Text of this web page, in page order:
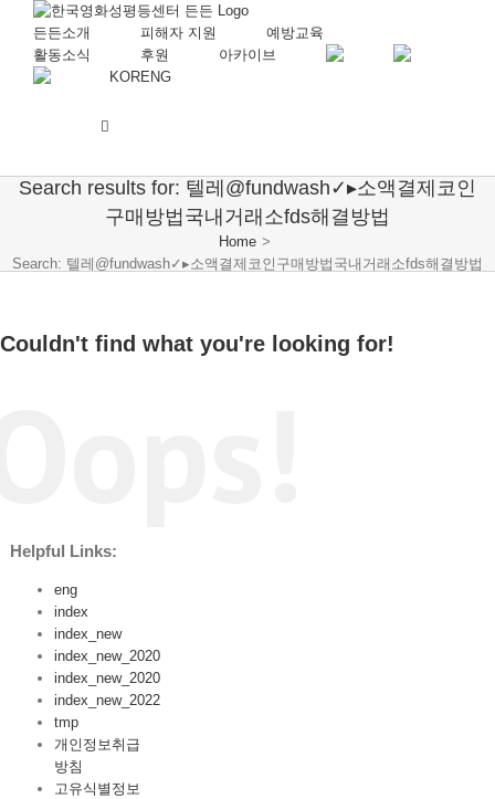
든든소개 피해자 지원
예방교육
활동소식
후원
아카이브
KORENG
Search results for: 텔레@fundwash✓▸소액결제코인
구매방법국내거래소fds해결방법
Home >
Search: 텔레@fundwash✓▸소액결제코인구매방법국내거래소fds해결방법
Couldn't find what you're looking for!
Helpful Links:
eng
index
index_new
index_new_2020
index_new_2020
index_new_2022
tmp
개인정보취급
방침
고유식별정보